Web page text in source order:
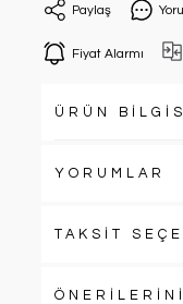
Paylaş
Fiyat Alarmı
ÜRÜN
YORUMLAR
TAKSİT